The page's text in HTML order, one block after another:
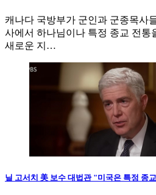
캐나다 국방부가 군인과 군종목사
사에서 하나님이나 특정 종교 전통
새로운 지…
닐 고서치 美 보수 대법관 "미국은 특정 종